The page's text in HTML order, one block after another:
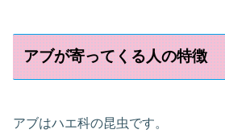
アブが寄ってくる人の特徴
アブはハエ科の昆虫です。